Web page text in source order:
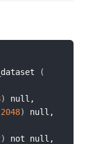
(
)
null,
2048)
null,
)
not null,